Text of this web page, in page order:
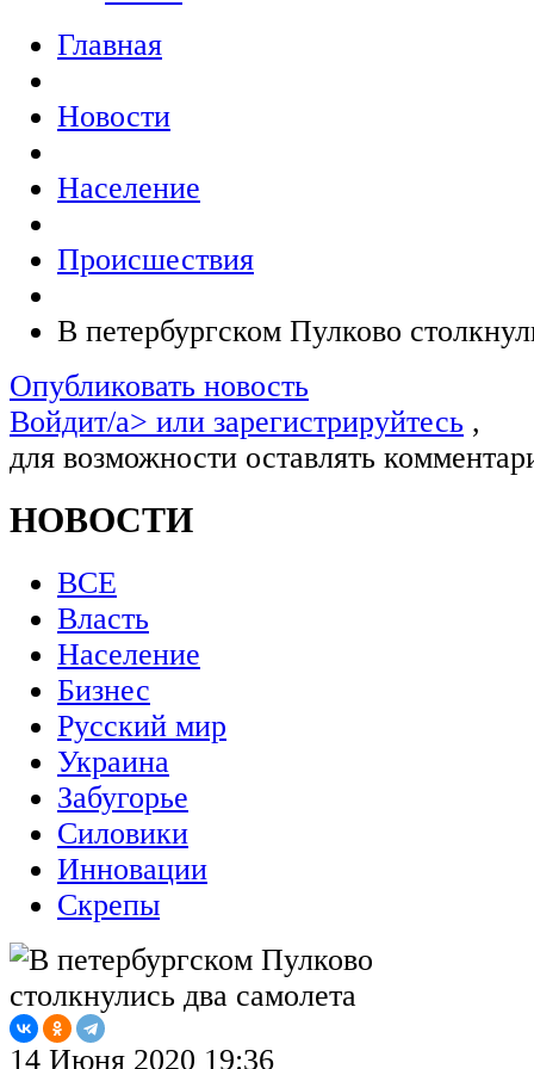
Главная
Новости
Население
Происшествия
В петербургском Пулково
Опубликовать новость
Войдит/a> или зарегистрируйтесь ,
для возможности оставлять
НОВОСТИ
ВСЕ
Власть
Население
Бизнес
Русский мир
Украина
Забугорье
Силовики
Инновации
Скрепы
14 Июня 2020 19:36